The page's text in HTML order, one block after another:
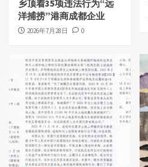
乡顶着35项违法行为“远
洋捕捞”港商成都企业
2026年7月28日 0